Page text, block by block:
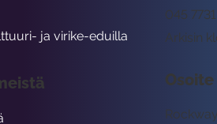
Arkisin
045 7731
Osoite
ja virike-eduilla